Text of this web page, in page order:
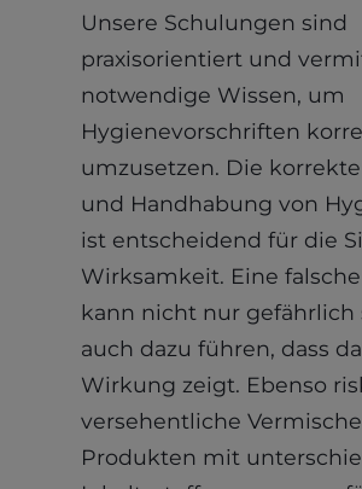
Unsere Schulungen sind
praxisorientiert und
notwendige Wissen, um
Hygienevorschriften
umzusetzen. Die
und Handhabung von
ist entscheidend für die
Wirksamkeit. Eine
kann nicht nur gefährlich
auch dazu führen, dass
Wirkung zeigt. Ebenso
versehentliche
Produkten mit